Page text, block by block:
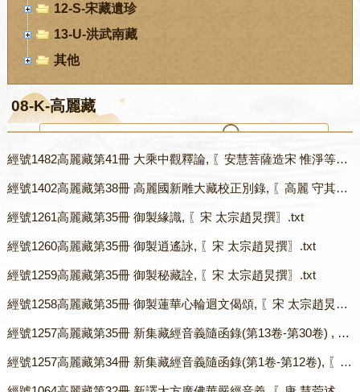
12-S-宋藏遺珍
13-U-洪武南藏
其他
08-K-高麗藏
您当前位置：首页-数字经阁 -08-K-高麗藏
經號1482高麗藏第41冊 大乘中觀釋論, 〖安慧菩薩造宋 惟淨等譯〗.txt
經號1402高麗藏第38冊 高麗國新雕大藏校正別錄, 〖高麗 守其等校勘〗.txt
經號1261高麗藏第35冊 御製緣識, 〖宋 太宗趙炅撰〗.txt
經號1260高麗藏第35冊 御製逍遙詠, 〖宋 太宗趙炅撰〗.txt
經號1259高麗藏第35冊 御製秘藏詮, 〖宋 太宗趙炅撰〗.txt
經號1258高麗藏第35冊 御製蓮華心輪迴文偈頌, 〖宋 太宗趙炅撰〗.txt
經號1257高麗藏第35冊 新集藏經音義隨函錄(第13卷-第30卷) , 〖後晉 可洪撰〗.txt
經號1257高麗藏第34冊 新集藏經音義隨函錄(第1卷-第12卷), 〖後晉 可洪撰〗.txt